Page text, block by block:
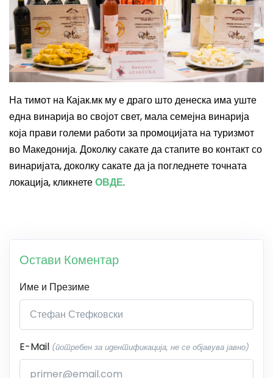
На тимот на Кајак.мк му е драго што денеска има уште
една винарија во својот свет, мала семејна винарија
која прави големи работи за промоцијата на туризмот
во Македонија. Доколку сакате да стапите во контакт со
винаријата, доколку сакате да ја погледнете точната
локација, кликнетеОВДЕ.
Остави Коментар
Име и Презиме
E-Mail (потребен за идентификација, не се објавува јавно)